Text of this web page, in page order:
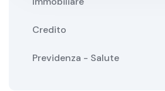
Credito
Previdenza - Salute